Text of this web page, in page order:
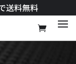
送料無料​